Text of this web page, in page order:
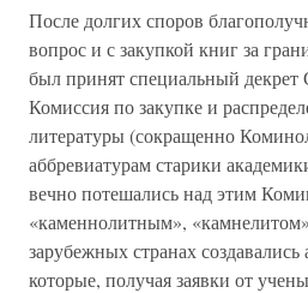
После долгих споров
вопрос и с закупкой книг за
был принят специальный
Комиссия по закупке и
литературы (сокращенно
аббревиатурам старики
вечно потешались над этим
«каменнолитным»,
зарубежных странах создавались
которые, получая заявки от